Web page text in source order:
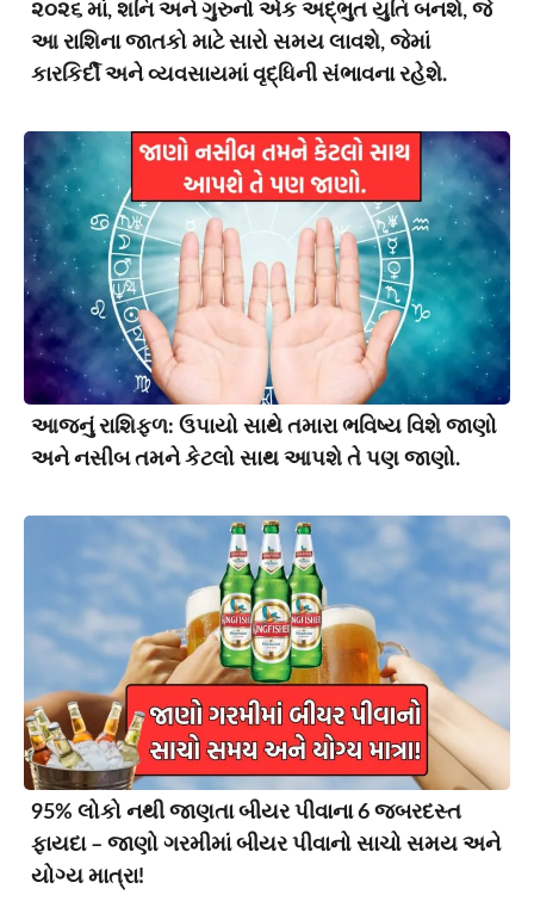
૨૦૨૬ માં, શનિ અને ગુરુનો એક અદ્ભુત યુતિ બનશે, જે
આ રાશિના જાતકો માટે સારો સમય લાવશે, જેમાં
કારકિર્દી અને વ્યવસાયમાં વૃદ્ધિની સંભાવના રહેશે.
આજનું રાશિફળ: ઉપાયો સાથે તમારા ભવિષ્ય વિશે જાણો
અને નસીબ તમને કેટલો સાથ આપશે તે પણ જાણો.
95% લોકો નથી જાણતા બીયર પીવાના 6 જબરદસ્ત
ફાયદા – જાણો ગરમીમાં બીયર પીવાનો સાચો સમય અને
યોગ્ય માત્રા!